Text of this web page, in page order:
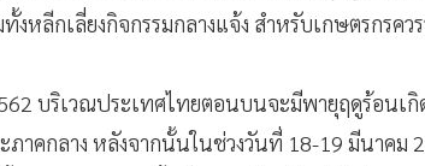
งหลีกเลี่ยงกิจกรรมกลางแจ้ง สำหรับเกษตรกรคว
บริเวณประเทศไทยตอนบนจะมีพายุฤดูร้อนเ
ภาคกลาง หลังจากนั้นในช่วงวันที่ 18-19 มีนาค